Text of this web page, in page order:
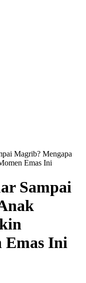
Magrib? Mengapa
Emas Ini
Sampai
Emas Ini